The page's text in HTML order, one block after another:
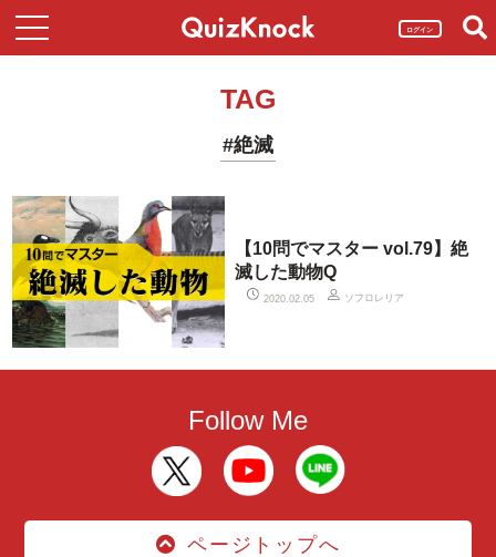
ログイン
TAG
#絶滅
【10問でマスター vol.79】絶
滅した動物Q
2020.02.05 ソフロレリア
Follow Me
ページトップへ